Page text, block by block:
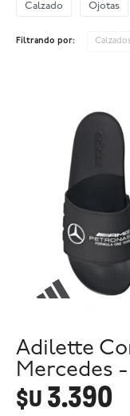
Calzado Ojotas
Filtrando por:
Adilette
Mercedes
$U 3.390